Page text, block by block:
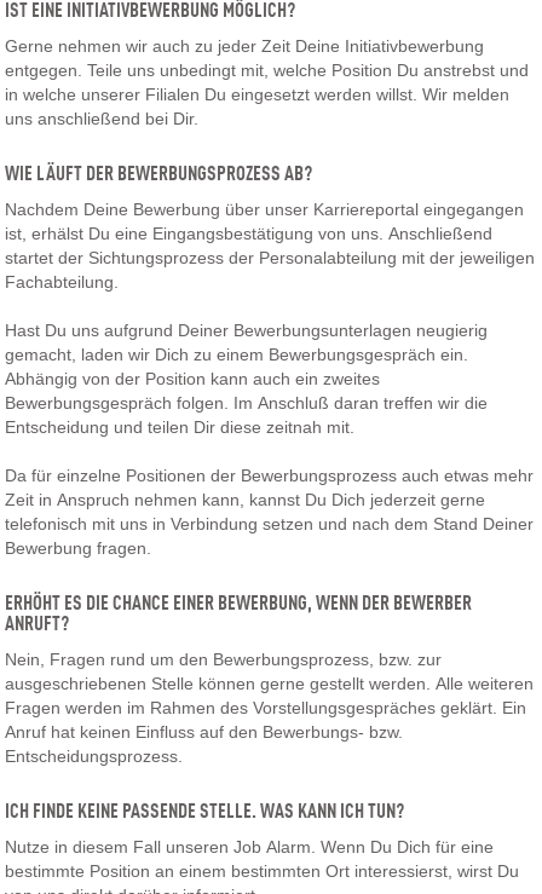
IST EINE INITIATIVBEWERBUNG MÖGLICH?
Gerne nehmen wir auch zu jeder Zeit Deine Initiativbewerbung
entgegen. Teile uns unbedingt mit, welche Position Du anstrebst und
in welche unserer Filialen Du eingesetzt werden willst. Wir melden
uns anschließend bei Dir.
WIE LÄUFT DER BEWERBUNGSPROZESS AB?
Nachdem Deine Bewerbung über unser Karriereportal eingegangen
ist, erhälst Du eine Eingangsbestätigung von uns. Anschließend
startet der Sichtungsprozess der Personalabteilung mit der jeweiligen
Fachabteilung.
Hast Du uns aufgrund Deiner Bewerbungsunterlagen neugierig
gemacht, laden wir Dich zu einem Bewerbungsgespräch ein.
Abhängig von der Position kann auch ein zweites
Bewerbungsgespräch folgen. Im Anschluß daran treffen wir die
Entscheidung und teilen Dir diese zeitnah mit.
Da für einzelne Positionen der Bewerbungsprozess auch etwas mehr
Zeit in Anspruch nehmen kann, kannst Du Dich jederzeit gerne
telefonisch mit uns in Verbindung setzen und nach dem Stand Deiner
Bewerbung fragen.
ERHÖHT ES DIE CHANCE EINER BEWERBUNG, WENN DER BEWERBER
ANRUFT?
Nein, Fragen rund um den Bewerbungsprozess, bzw. zur
ausgeschriebenen Stelle können gerne gestellt werden. Alle weiteren
Fragen werden im Rahmen des Vorstellungsgespräches geklärt. Ein
Anruf hat keinen Einfluss auf den Bewerbungs- bzw.
Entscheidungsprozess.
ICH FINDE KEINE PASSENDE STELLE. WAS KANN ICH TUN?
Nutze in diesem Fall unseren Job Alarm. Wenn Du Dich für eine
bestimmte Position an einem bestimmten Ort interessierst, wirst Du